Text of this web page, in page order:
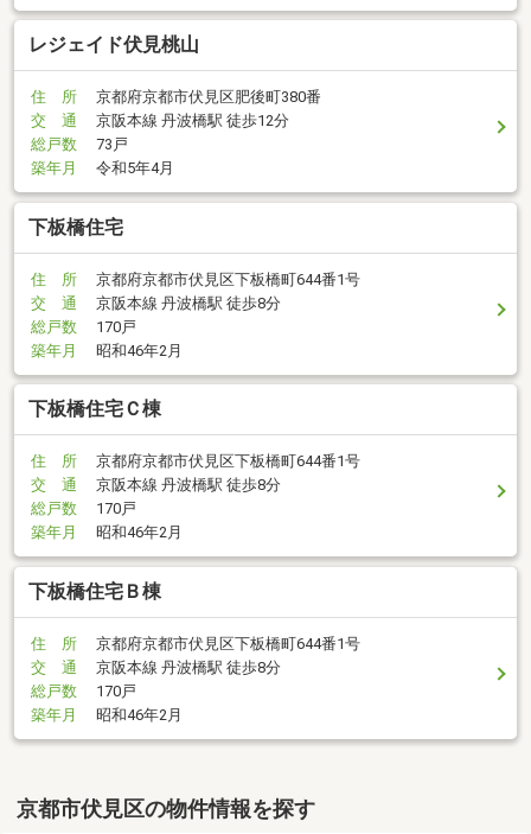
レジェイド伏見桃山
住 所
京都府京都市伏見区肥後町380番
交 通
京阪本線 丹波橋駅 徒歩12分
総戸数
73戸
築年月
令和5年4月
下板橋住宅
住 所
京都府京都市伏見区下板橋町644番1号
交 通
京阪本線 丹波橋駅 徒歩8分
総戸数
170戸
築年月
昭和46年2月
下板橋住宅Ｃ棟
住 所
京都府京都市伏見区下板橋町644番1号
交 通
京阪本線 丹波橋駅 徒歩8分
総戸数
170戸
築年月
昭和46年2月
下板橋住宅Ｂ棟
住 所
京都府京都市伏見区下板橋町644番1号
交 通
京阪本線 丹波橋駅 徒歩8分
総戸数
170戸
築年月
昭和46年2月
京都市伏見区の物件情報を探す